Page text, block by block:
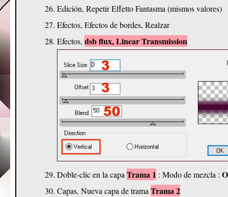
Edición, Repetir Effetto Fantasma (mismos valores)
Efectos, Efectos de bordes, Realzar
Efectos, dsb flux, Linear Transmission
Doble-clic en la capa Trama 1 : Modo de mezcla :
Capas, Nueva capa de trama Trama 2